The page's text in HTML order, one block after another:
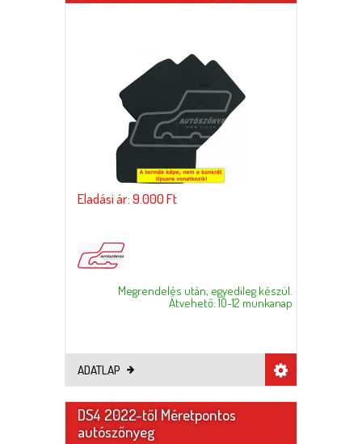
Eladási ár: 9.000 Ft
Megrendelés után, egyedileg készül.
Átvehető: 10-12 munkanap
ADATLAP
DS4 2022-től Méretpontos
autószőnyeg